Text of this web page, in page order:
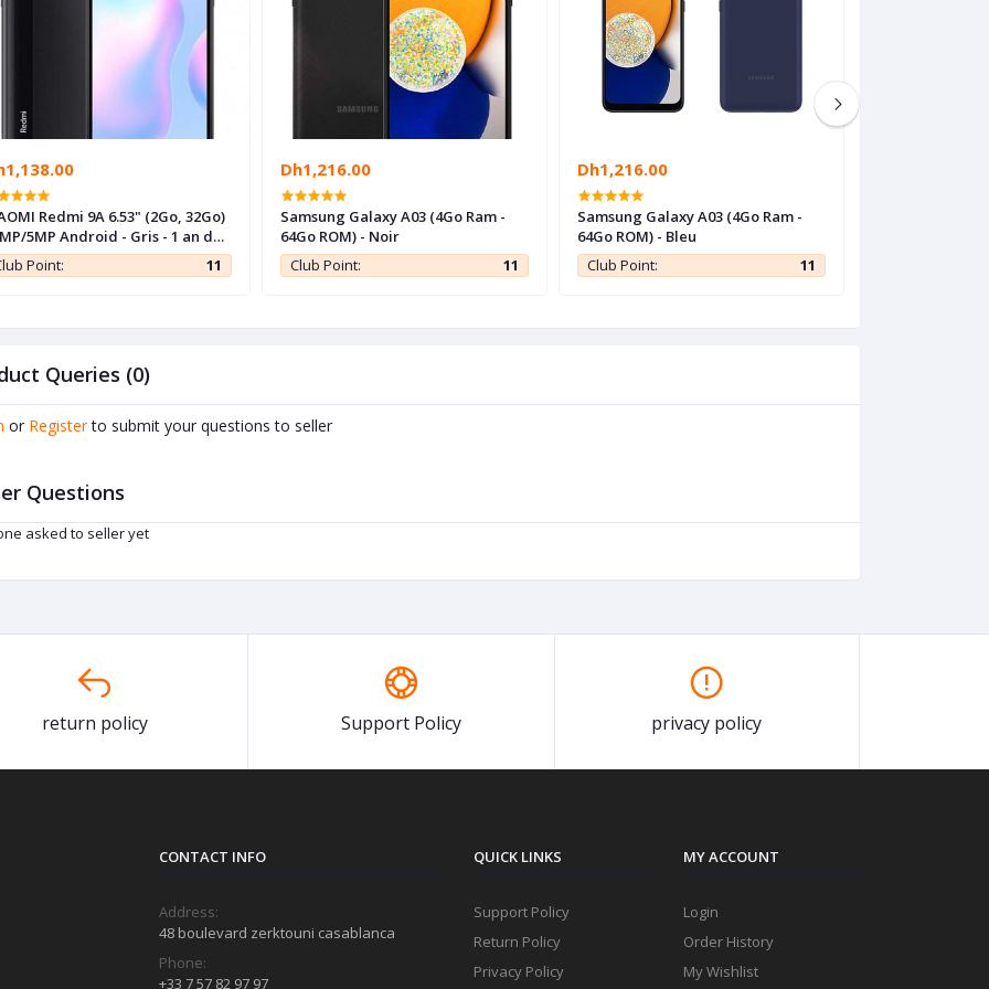
Redmi 9A 6.53" (2Go, 32Go)
5MP Android - Gris - 1 an de
Point: 11
Dh1,216.00
Samsung Galaxy A03 (4Go Ram -
64Go ROM) - Noir
Club Point:
11
Dh1,216.00
Samsung Galaxy A03 (4Go Ram -
64Go ROM) - Bleu
Club Point:
11
Queries (0)
or Register to submit your questions to seller
Questions
asked to seller yet
return policy Support Policy privacy policy
CONTACT INFO
Address:
48 boulevard zerktouni casablanca
Phone:
+33 7 57 82 97 97
QUICK LINKS
Support Policy
Return Policy
Privacy Policy
MY ACCOUNT
Login
Order History
My Wishlist